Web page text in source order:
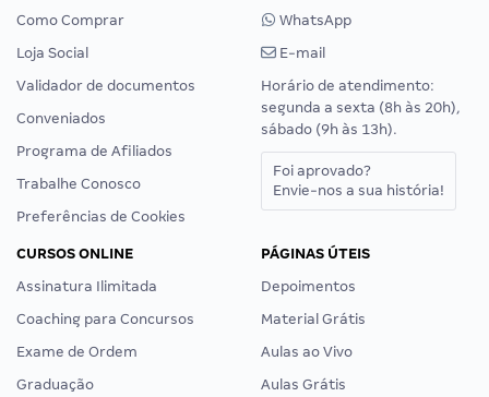
Como Comprar
Loja Social
Validador de documentos
Conveniados
Programa de Afiliados
Trabalhe Conosco
Preferências de Cookies
WhatsApp
E-mail
Horário de atendimento:
segunda a sexta (8h às 20h),
sábado (9h às 13h).
Foi aprovado?
Envie-nos a sua história!
CURSOS ONLINE
Assinatura Ilimitada
Coaching para Concursos
Exame de Ordem
Graduação
PÁGINAS ÚTEIS
Depoimentos
Material Grátis
Aulas ao Vivo
Aulas Grátis